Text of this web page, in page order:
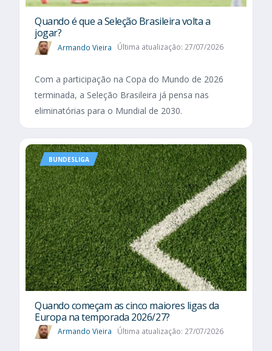
Quando é que a Seleção Brasileira volta a
jogar?
Armando Vieira Última atualização: 27/07/2026
Com a participação na Copa do Mundo de 2026
terminada, a Seleção Brasileira já pensa nas
eliminatórias para o Mundial de 2030.
BUNDESLIGA
Quando começam as cinco maiores ligas da
Europa na temporada 2026/27?
Armando Vieira Última atualização: 27/07/2026